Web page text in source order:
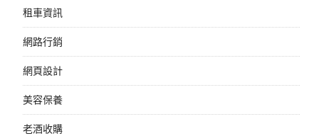
租車資訊
網路行銷
網頁設計
美容保養
老酒收購